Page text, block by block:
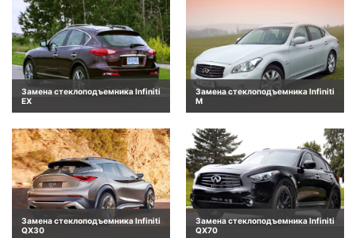
Замена стеклоподъемника Infiniti
EX
Замена стеклоподъемника Infiniti
M
Замена стеклоподъемника Infiniti
QX30
Замена стеклоподъемника Infiniti
QX70